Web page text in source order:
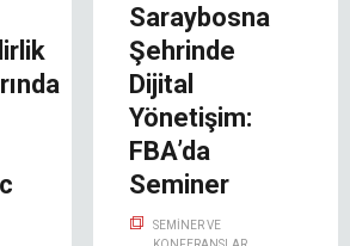
Saraybosna
Şehrinde
Dijital
Yönetişim:
FBA’da
Seminer
SEMINER VE